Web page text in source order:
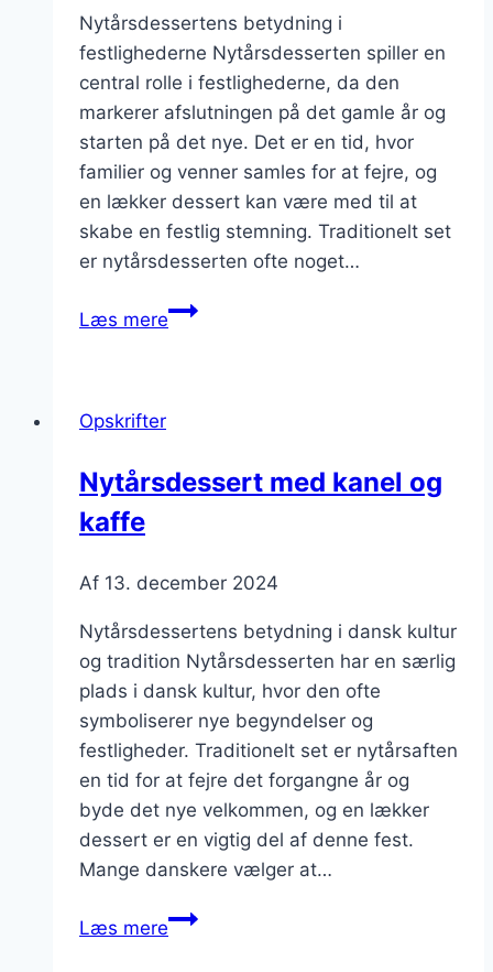
Nytårsdessertens betydning i
festlighederne Nytårsdesserten spiller en
central rolle i festlighederne, da den
markerer afslutningen på det gamle år og
starten på det nye. Det er en tid, hvor
familier og venner samles for at fejre, og
en lækker dessert kan være med til at
skabe en festlig stemning. Traditionelt set
er nytårsdesserten ofte noget…
Læs mereNytårsdessert
Opskrifter
Nytårsdessert med kanel og
kaffe
Af 13. december 2024
Nytårsdessertens betydning i dansk kultur
og tradition Nytårsdesserten har en særlig
plads i dansk kultur, hvor den ofte
symboliserer nye begyndelser og
festligheder. Traditionelt set er nytårsaften
en tid for at fejre det forgangne år og
byde det nye velkommen, og en lækker
dessert er en vigtig del af denne fest.
Mange danskere vælger at…
Læs mereNytårsdessert